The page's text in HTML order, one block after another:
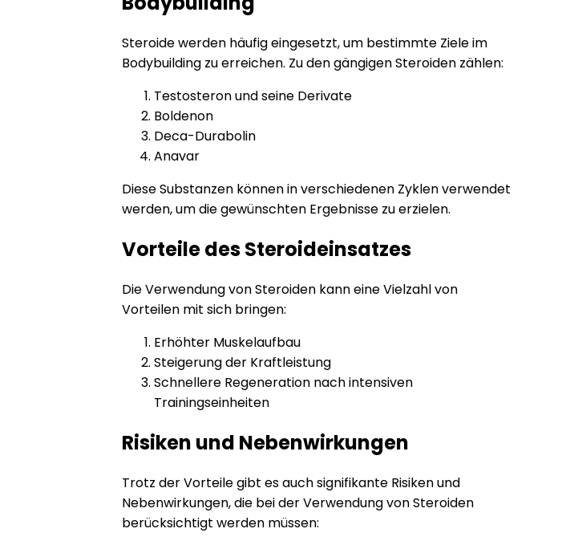
Steroide werden häufig eingesetzt, um bestimmte Ziele im
Bodybuilding zu erreichen. Zu den gängigen Steroiden zählen:
Testosteron und seine Derivate
Boldenon
Deca-Durabolin
Anavar
Diese Substanzen können in verschiedenen Zyklen verwendet
werden, um die gewünschten Ergebnisse zu erzielen.
Vorteile des Steroideinsatzes
Die Verwendung von Steroiden kann eine Vielzahl von
Vorteilen mit sich bringen:
Erhöhter Muskelaufbau
Steigerung der Kraftleistung
Schnellere Regeneration nach intensiven
Trainingseinheiten
Risiken und Nebenwirkungen
Trotz der Vorteile gibt es auch signifikante Risiken und
Nebenwirkungen, die bei der Verwendung von Steroiden
berücksichtigt werden müssen: